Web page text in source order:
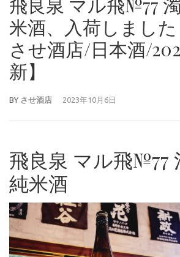
飛良泉 マル飛№77
米酒、入荷しまし
させ酒店/日本酒/
新】
BY させ酒店 2023年10月6日
飛良泉 マル飛№77
純米酒